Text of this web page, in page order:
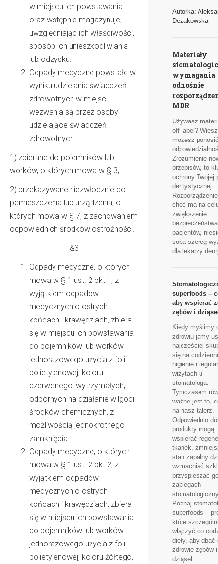
w miejscu ich powstawania
oraz wstępnie magazynuje,
uwzględniając ich właściwości,
sposób ich unieszkodliwiania
lub odzysku.
Odpady medyczne powstałe w
wyniku udzielania świadczeń
zdrowotnych w miejscu
wezwania są przez osoby
udzielające świadczeń
zdrowotnych:
1) zbierane do pojemników lub
worków, o których mowa w § 3;
2) przekazywane niezwłocznie do
pomieszczenia lub urządzenia, o
których mowa w § 7, z zachowaniem
odpowiednich środków ostrożności.
&3
Odpady medyczne, o których
mowa w § 1 ust. 2 pkt 1, z
wyjątkiem odpadów
medycznych o ostrych
końcach i krawędziach, zbiera
się w miejscu ich powstawania
do pojemników lub worków
jednorazowego użycia z folii
polietylenowej, koloru
czerwonego, wytrzymałych,
odpornych na działanie wilgoci i
środków chemicznych, z
możliwością jednokrotnego
zamknięcia.
Odpady medyczne, o których
mowa w § 1 ust. 2 pkt 2, z
wyjątkiem odpadów
medycznych o ostrych
końcach i krawędziach, zbiera
się w miejscu ich powstawania
do pojemników lub worków
jednorazowego użycia z folii
polietylenowej, koloru żółtego,
Autorka:
Deżakowska
Materiały
wymagania
odnośnie
MDR
Używasz
off-label?
możesz
Zrozumienie
przepisów, to
ochrony Twojej
dentystycznej.
choć ma na
zwiększenie
bezpieczeństwa
pacjentów,
sobą szereg
dla lekarzy
superfoods –
aby wspierać
zębów i
Kiedy myślimy
zdrowiu jamy
najczęściej
się na
higienie i
wizytach u
stomatologa.
Tymczasem
ważne jest to,
na nasz talerz.
Odpowiednio
produkty mogą
wspierać
tkanek,
stan zapalny
wzmacniać
przyspieszać
zabiegach
Poznaj
superfoods –
które
włączyć do
diety, aby dbać
zdrowie zębów i
dziąseł.